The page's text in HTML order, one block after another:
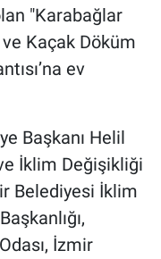
"Karabağlar
Kaçak Döküm
ev
Başkanı Helil
İklim Değişikliği
Belediyesi İklim
İzmir